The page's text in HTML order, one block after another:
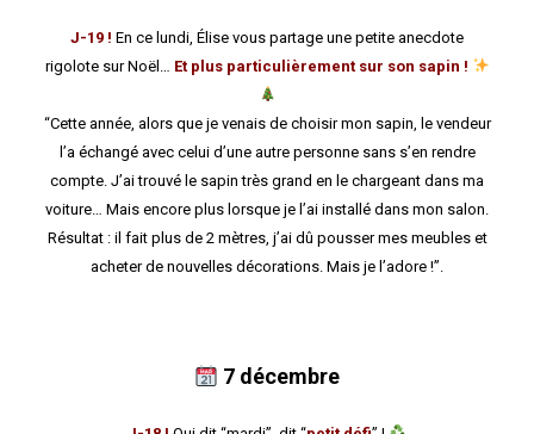
J-19 ! En ce lundi, Élise vous partage une petite anecdote
rigolote sur Noël… Et plus particulièrement sur son sapin !
“Cette année, alors que je venais de choisir mon sapin, le vendeur
l’a échangé avec celui d’une autre personne sans s’en rendre
compte. J’ai trouvé le sapin très grand en le chargeant dans ma
voiture… Mais encore plus lorsque je l’ai installé dans mon salon.
Résultat : il fait plus de 2 mètres, j’ai dû pousser mes meubles et
acheter de nouvelles décorations. Mais je l’adore !”.
7 décembre